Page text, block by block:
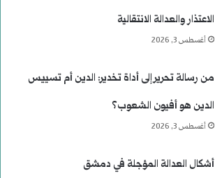
الاعتذار والعدالة الانتقالية
أغسطس 3, 2026
من رسالة تحرير إلى أداة تخدير: الدين أم تسييس
الدين هو أفيون الشعوب؟
أغسطس 3, 2026
أشكال العدالة المؤجلة في دمشق